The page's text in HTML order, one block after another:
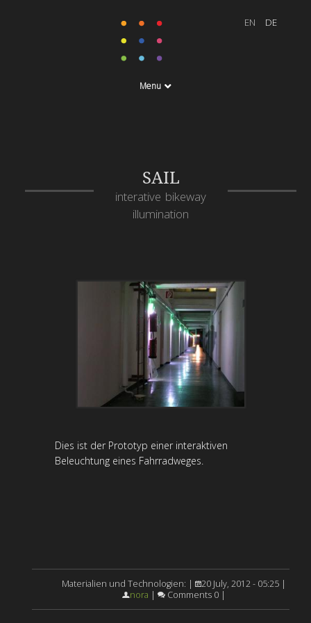
Menu
SAIL
interative bikeway
illumination
Dies ist der Prototyp einer interaktiven
Beleuchtung eines Fahrradweges.
Materialien und Technologien: |
20 July, 2012 - 05:25 |
nora | Comments 0 |